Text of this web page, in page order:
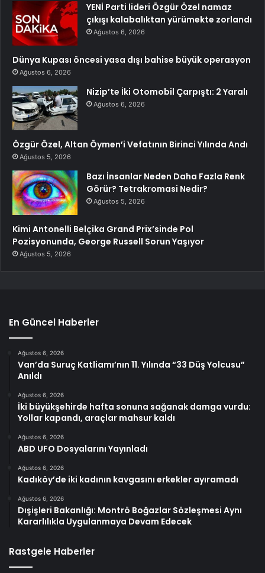
YENİ Parti lideri Özgür Özel namaz
çıkışı kalabalıktan yürümekte zorlandı
Ağustos 6, 2026
Dünya Kupası öncesi yasa dışı bahise büyük operasyon
Ağustos 6, 2026
Nizip’te İki Otomobil Çarpıştı: 2 Yaralı
Ağustos 6, 2026
Özgür Özel, Altan Öymen’i Vefatının Birinci Yılında Andı
Ağustos 5, 2026
Bazı İnsanlar Neden Daha Fazla Renk
Görür? Tetrakromasi Nedir?
Ağustos 5, 2026
Kimi Antonelli Belçika Grand Prix’sinde Pol
Pozisyonunda, George Russell Sorun Yaşıyor
Ağustos 5, 2026
En Güncel Haberler
Ağustos 6, 2026
Van’da Suruç Katliamı’nın 11. Yılında “33 Düş Yolcusu”
Anıldı
Ağustos 6, 2026
İki büyükşehirde hafta sonuna sağanak damga vurdu:
Yollar kapandı, araçlar mahsur kaldı
Ağustos 6, 2026
ABD UFO Dosyalarını Yayınladı
Ağustos 6, 2026
Kadıköy’de iki kadının kavgasını erkekler ayıramadı
Ağustos 6, 2026
Dışişleri Bakanlığı: Montrö Boğazlar Sözleşmesi Aynı
Kararlılıkla Uygulanmaya Devam Edecek
Rastgele Haberler